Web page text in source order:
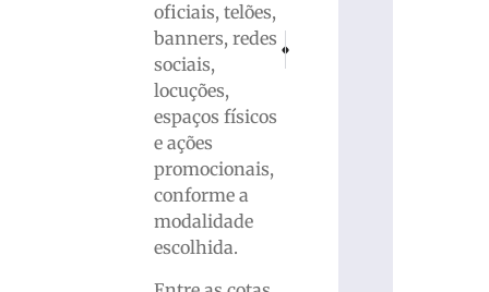
oficiais, telões,
banners, redes
sociais,
locuções,
espaços físicos
e ações
promocionais,
conforme a
modalidade
escolhida.
PRÓXIMO